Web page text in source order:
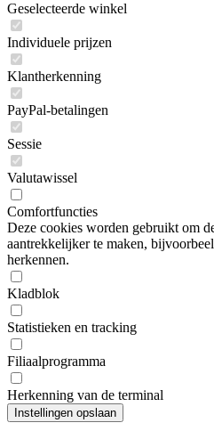
Geselecteerde winkel
Individuele prijzen
Klantherkenning
PayPal-betalingen
Sessie
Valutawissel
Comfortfuncties
Deze cookies worden gebruikt om
aantrekkelijker te maken,
herkennen.
Kladblok
Statistieken en tracking
Filiaalprogramma
Herkenning van de terminal